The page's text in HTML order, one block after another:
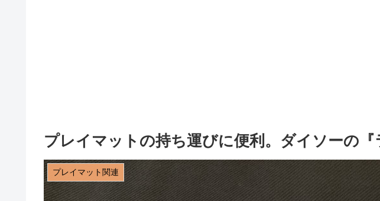
プレイマットの持ち運びに便利。ダイソーの『
プレイマット関連